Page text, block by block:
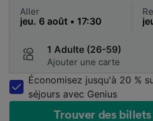
Aller
1 Adulte (26-59)
Ajouter une carte
Économisez jusqu'à 20 %
séjours avec Genius
Trouver des